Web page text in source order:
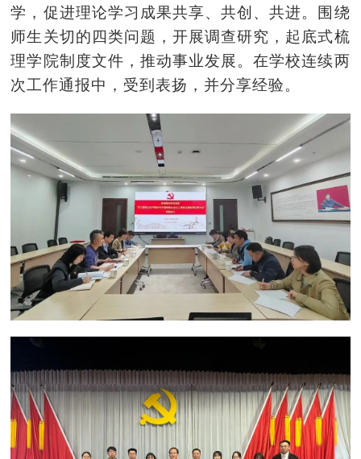
学，促进理论学习成果共享、共创、共进。围绕
师生关切的四类问题，开展调查研究，起底式梳
理学院制度文件，推动事业发展。在学校连续两
次工作通报中，受到表扬，并分享经验。